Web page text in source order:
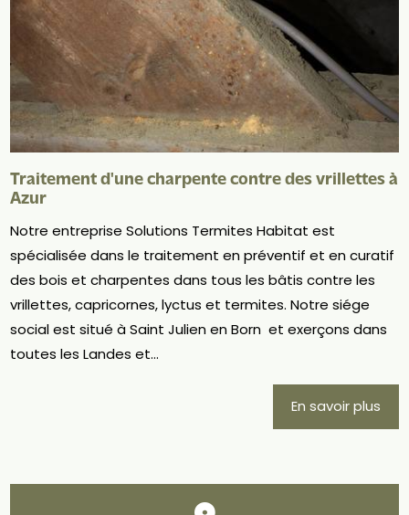
Traitement d'une charpente contre des vrillettes à
Azur
Notre entreprise Solutions Termites Habitat est
spécialisée dans le traitement en préventif et en curatif
des bois et charpentes dans tous les bâtis contre les
vrillettes, capricornes, lyctus et termites. Notre siége
social est situé à Saint Julien en Born et exerçons dans
toutes les Landes et...
En savoir plus